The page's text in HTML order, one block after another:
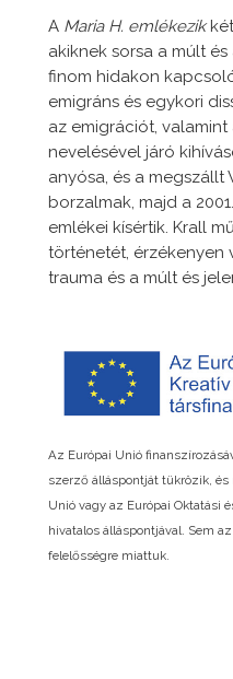
A Maria H. emlékezik
akiknek sorsa a múlt
finom hidakon
emigráns és egykori
az emigrációt,
nevelésével járó
anyósa, és a megszállt
borzalmak, majd a
emlékei kísértik. Krall
történetét, érzékenyen
trauma és a múlt és
Az Európai Unió
szerző álláspontját tükrözik,
Unió vagy az Európai Oktatási
hivatalos álláspontjával. Sem
felelősségre miattuk.